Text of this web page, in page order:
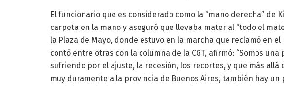
El funcionario que es considerado como la “mano derecha” de
carpeta en la mano y aseguró que llevaba material “todo el
la Plaza de Mayo, donde estuvo en la marcha que reclamó en
contó entre otras con la columna de la CGT, afirmó: “Somos
sufriendo por el ajuste, la recesión, los recortes, y que más allá
muy duramente a la provincia de Buenos Aires, también hay